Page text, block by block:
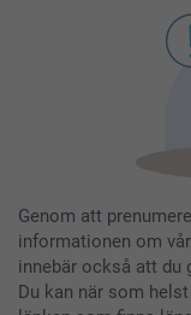
Genom att
informationen om
innebär också att du
Du kan när som